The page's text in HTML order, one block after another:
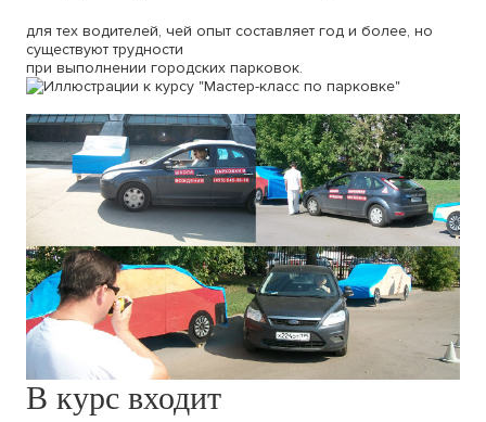
для тех водителей, чей опыт составляет год и более, но
существуют трудности
при выполнении городских парковок.
В курс входит